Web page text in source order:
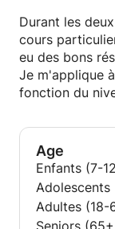
Durant les
cours
eu des bons
Je m'applique
fonction du
Age
Enfants (7-
Adolescents
Adultes (18-
Seniors